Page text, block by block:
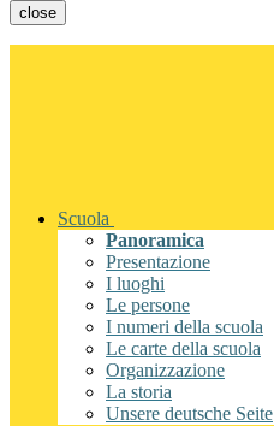
close
Scuola
Panoramica
Presentazione
I luoghi
Le persone
I numeri della scuola
Le carte della scuola
Organizzazione
La storia
Unsere deutsche Seite